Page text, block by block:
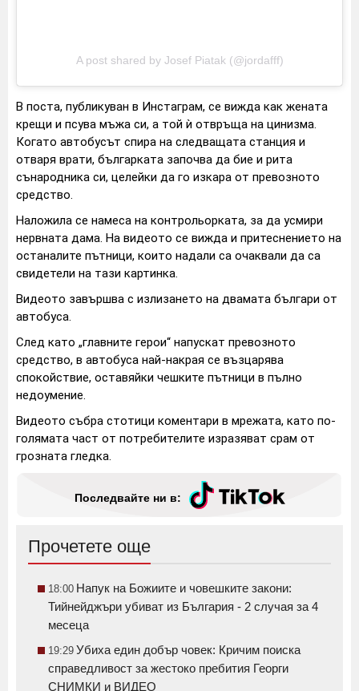
A post shared by Josef Piatak (@jordafff)
В поста, публикуван в Инстаграм, се вижда как жената
крещи и псува мъжа си, а той ѝ отвръща на цинизма.
Когато автобусът спира на следващата станция и
отваря врати, българката започва да бие и рита
сънародника си, целейки да го изкара от превозното
средство.
Наложила се намеса на контрольорката, за да усмири
нервната дама. На видеото се вижда и притеснението на
останалите пътници, които надали са очаквали да са
свидетели на тази картинка.
Видеото завършва с излизането на двамата българи от
автобуса.
След като „главните герои“ напускат превозното
средство, в автобуса най-накрая се възцарява
спокойствие, оставяйки чешките пътници в пълно
недоумение.
Видеото събра стотици коментари в мрежата, като по-
голямата част от потребителите изразяват срам от
грозната гледка.
Последвайте ни в:
Прочетете още
18:00 Напук на Божиите и човешките закони:
Тийнейджъри убиват из България - 2 случая за 4
месеца
19:29 Убиха един добър човек: Кричим поиска
справедливост за жестоко пребития Георги
СНИМКИ и ВИДЕО